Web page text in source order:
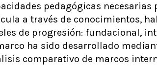
pedagógicas necesarias
a través de conocimientos,
de progresión: fundacional,
ha sido desarrollado
comparativo de marcos